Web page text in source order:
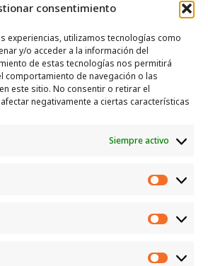
consentimiento
experiencias, utilizamos tecnologías como
y/o acceder a la información del
de estas tecnologías nos permitirá
comportamiento de navegación o las
este sitio. No consentir o retirar el
negativamente a ciertas características
Siempre activo
de ropa y enseres.
@ biodevas.org